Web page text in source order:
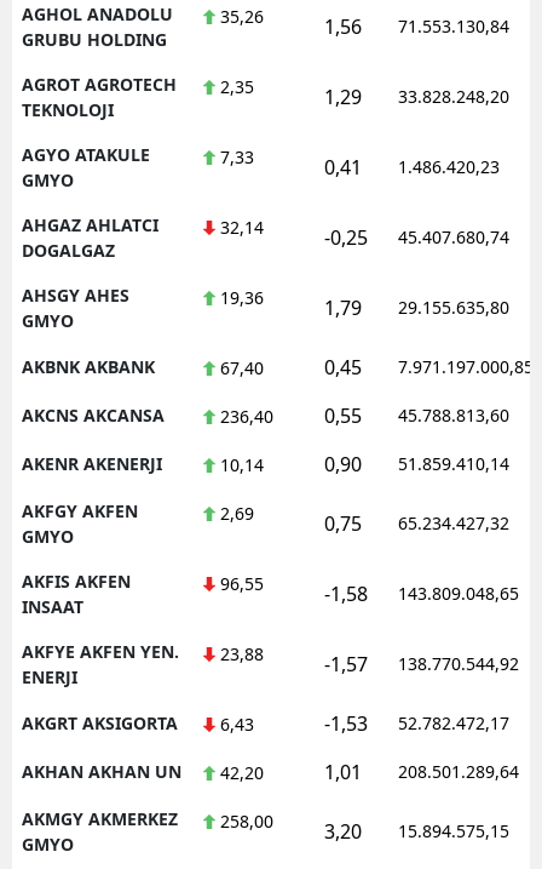
AGHOL ANADOLU
GRUBU HOLDING
35,26 1,56 71.553.130,84
AGROT AGROTECH
TEKNOLOJI
2,35 1,29 33.828.248,20
AGYO ATAKULE
GMYO
7,33 0,41 1.486.420,23
AHGAZ AHLATCI
DOGALGAZ
32,14 -0,25 45.407.680,74
AHSGY AHES
GMYO
19,36 1,79 29.155.635,80
AKBNK AKBANK 67,40 0,45 7.971.197.000,85
AKCNS AKCANSA 236,40 0,55 45.788.813,60
AKENR AKENERJI 10,14 0,90 51.859.410,14
AKFGY AKFEN
GMYO
2,69 0,75 65.234.427,32
AKFIS AKFEN
INSAAT
96,55 -1,58 143.809.048,65
AKFYE AKFEN YEN.
ENERJI
23,88 -1,57 138.770.544,92
AKGRT AKSIGORTA 6,43 -1,53 52.782.472,17
AKHAN AKHAN UN 42,20 1,01 208.501.289,64
AKMGY AKMERKEZ
GMYO
258,00 3,20 15.894.575,15